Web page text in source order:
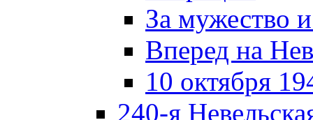
За мужество
Вперед на
10 октября
240-я